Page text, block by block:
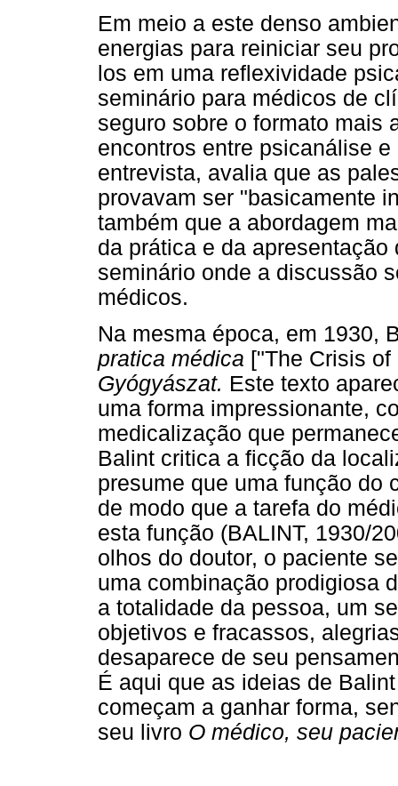
Em meio a este denso
energias para reiniciar seu
los em uma reflexividade
seminário para médicos de
seguro sobre o formato mais
encontros entre psicanálise
entrevista, avalia que as
provavam ser "basicamente
também que a abordagem
da prática e da
seminário onde a discussão
médicos.
Na mesma época, em 1930,
pratica médica ["The Crisis
Gyógyászat. Este texto
uma forma impressionante,
medicalização que
Balint critica a ficção da
presume que uma função do
de modo que a tarefa do
esta função (BALINT, 1930/
olhos do doutor, o paciente
uma combinação prodigiosa
a totalidade da pessoa, um
objetivos e fracassos,
desaparece de seu
É aqui que as ideias de
começam a ganhar forma,
seu livro O médico, seu